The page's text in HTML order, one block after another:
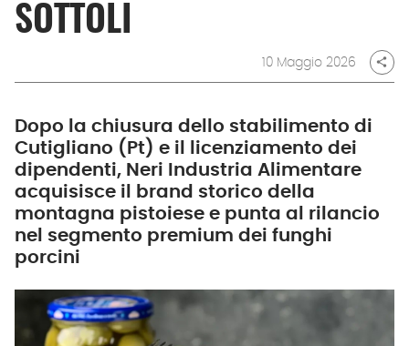
SOTTOLI
10 Maggio 2026 share
Dopo la chiusura dello stabilimento di
Cutigliano (Pt) e il licenziamento dei
dipendenti, Neri Industria Alimentare
acquisisce il brand storico della
montagna pistoiese e punta al rilancio
nel segmento premium dei funghi
porcini